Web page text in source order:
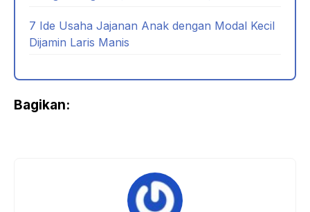
7 Ide Usaha Jajanan Anak dengan Modal Kecil
Dijamin Laris Manis
Bagikan: